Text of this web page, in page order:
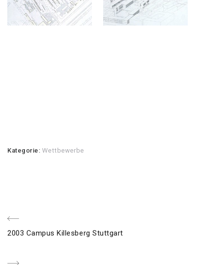
Kategorie: Wettbewerbe
Beitragsnavigation
voriger
2003 Campus Killesberg Stuttgart